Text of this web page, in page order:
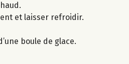
et laisser refroidir.
boule de glace.